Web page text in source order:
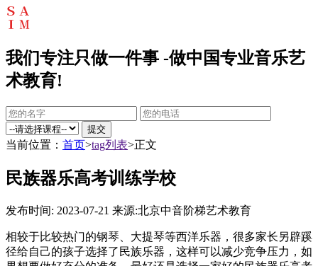
我们专注只做一件事 -做中国专业音乐艺
术教育!
提交
当前位置： 首页>tag列表>正文
民族器乐高考训练学校
发布时间: 2023-07-21 来源:北京中音阶梯艺术教育
相较于比较热门的钢琴、大提琴等西洋乐器，很多家长另辟蹊
径给自己的孩子选择了民族乐器，这样可以减少竞争压力，如